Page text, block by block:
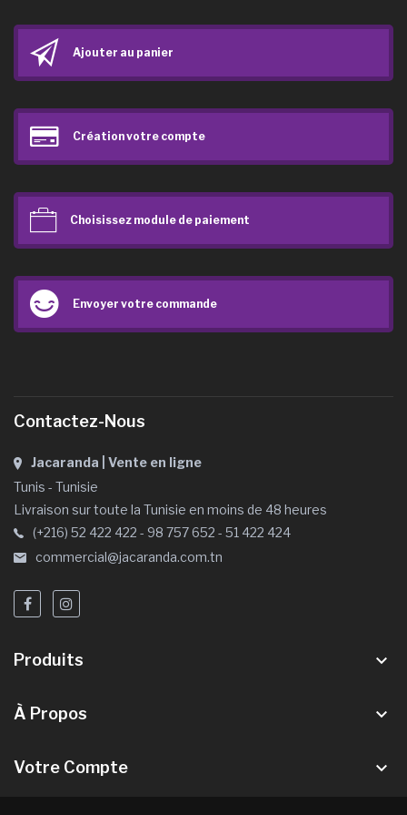
Ajouter au panier
Création votre compte
Choisissez module de paiement
Envoyer votre commande
Contactez-Nous
Jacaranda | Vente en ligne
Tunis - Tunisie
Livraison sur toute la Tunisie en moins de 48 heures
(+216) 52 422 422 - 98 757 652 - 51 422 424
commercial@jacaranda.com.tn
Produits keyboard_arrow_down
À Propos keyboard_arrow_down
Votre Compte keyboard_arrow_down